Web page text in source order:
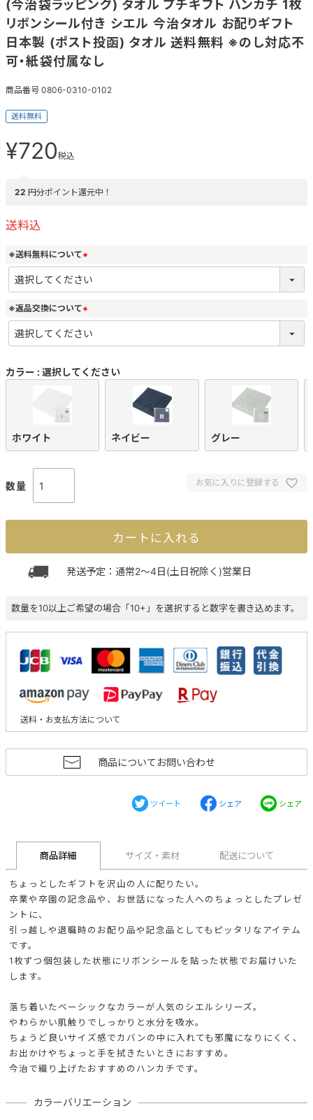
(今治袋ラッピング) タオル プチギフト ハンカチ 1枚
リボンシール付き シエル 今治タオル お配りギフト
日本製 (ポスト投函) タオル 送料無料 ※のし対応不
可・紙袋付属なし
商品番号 0806-0310-0102
送料無料
¥720税込
22 円分ポイント還元中！
送料込
※送料無料について
(
必
須
)
※返品交換について
(
必
須
カラー 選択してください
ホワイト ネイビー グレー
お気に入りに登録する
カートに入れる
発送予定：通常2～4日(土日祝除く)営業日
数量を10以上ご希望の場合「10+」を選択すると数字を書き込めます。
送料・お支払方法について
商品についてお問い合わせ
ツイート シェア シェア
商品詳細 サイズ・素材 配送について
ちょっとしたギフトを沢山の人に配りたい。
卒業や卒園の記念品や、お世話になった人へのちょっとしたプレゼ
ントに、
引っ越しや退職時のお配り品や記念品としてもピッタリなアイテム
です。
1枚ずつ個包装した状態にリボンシールを貼った状態でお届けいた
します。
落ち着いたベーシックなカラーが人気のシエルシリーズ。
やわらかい肌触りでしっかりと水分を吸水。
ちょうど良いサイズ感でカバンの中に入れても邪魔になりにくく、
お出かけやちょっと手を拭きたいときにおすすめ。
今治で織り上げたおすすめのハンカチです。
カラーバリエーション